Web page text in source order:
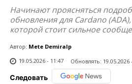
Начинают проясняться
обновления для Cardano
которой стоит сильное
Автор: Mete Demiralp
19.05.2026 - 11:47
Обновлять: 19.05.2026
Следовать